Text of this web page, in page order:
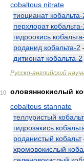
cobaltous nitrate
тиоцианат кобальта-
перхлорат кобальта-
гидроокись
роданид кобальта-2
дитионат кобальта-2
Русско-английский
10
оловяннокислый
cobaltous stannate
теллуристый кобальт
гидрозакись
роданистый кобальт
хромовокислый